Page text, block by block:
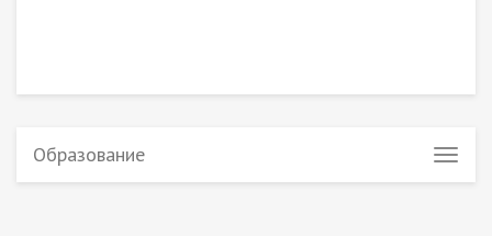
Образование